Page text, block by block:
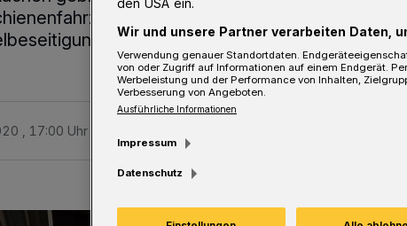
Spezialisten Talbot Services die
an der Schwebebahn erfolgen.
, 17:00 Uhr
den USA ein.
Wir und unsere Partner verarbeiten Daten,
Verwendung genauer Standortdaten.
von oder Zugriff auf Informationen auf einem Endgerät.
Werbeleistung und der Performance von Inhalten,
Verbesserung von Angeboten.
Ausführliche Informationen
Impressum
Datenschutz